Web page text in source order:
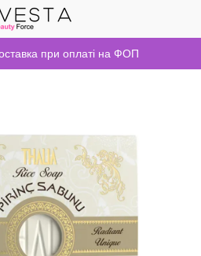
при оплаті на ФОП